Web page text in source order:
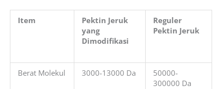
Item
Pektin Jeruk
yang
Dimodifikasi
Reguler
Pektin Jeruk
Berat Molekul 3000-13000 Da
50000-
300000 Da